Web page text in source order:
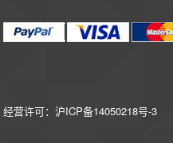
经营许可：沪ICP备14050218号-3